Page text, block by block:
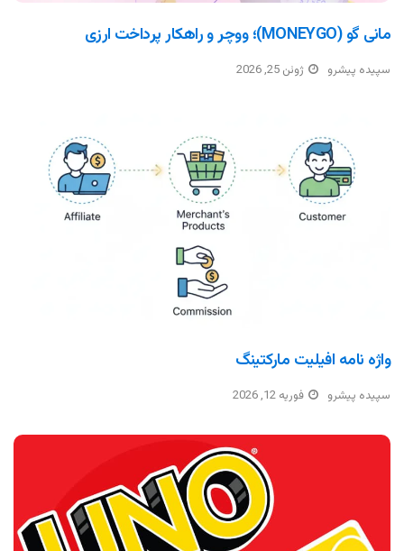
مانی گو (MONEYGO)؛ ووچر و راهکار پرداخت ارزی
سپیده پیشرو ژوئن 25, 2026
واژه نامه افیلیت مارکتینگ
سپیده پیشرو فوریه 12, 2026